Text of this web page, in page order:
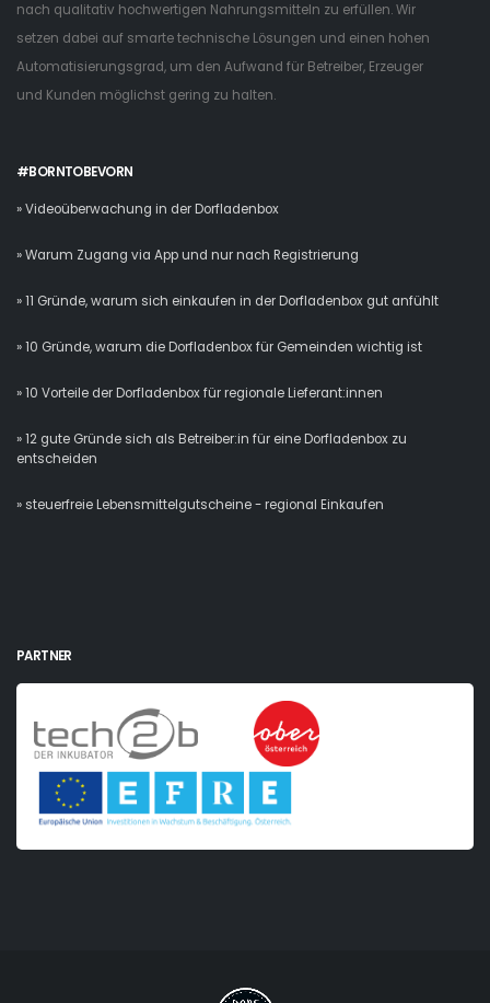
nach qualitativ hochwertigen Nahrungsmitteln zu erfüllen. Wir
setzen dabei auf smarte technische Lösungen und einen hohen
Automatisierungsgrad, um den Aufwand für Betreiber, Erzeuger
und Kunden möglichst gering zu halten.
#BORNTOBEVORN
» Videoüberwachung in der Dorfladenbox
» Warum Zugang via App und nur nach Registrierung
» 11 Gründe, warum sich einkaufen in der Dorfladenbox gut anfühlt
» 10 Gründe, warum die Dorfladenbox für Gemeinden wichtig ist
» 10 Vorteile der Dorfladenbox für regionale Lieferant:innen
» 12 gute Gründe sich als Betreiber:in für eine Dorfladenbox zu
entscheiden
» steuerfreie Lebensmittelgutscheine - regional Einkaufen
PARTNER